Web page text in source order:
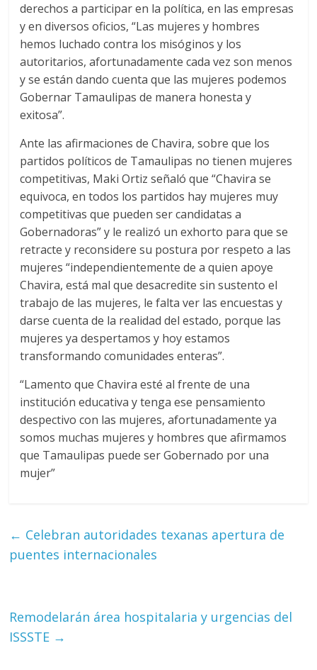
derechos a participar en la política, en las empresas
y en diversos oficios, “Las mujeres y hombres
hemos luchado contra los misóginos y los
autoritarios, afortunadamente cada vez son menos
y se están dando cuenta que las mujeres podemos
Gobernar Tamaulipas de manera honesta y
exitosa”.
Ante las afirmaciones de Chavira, sobre que los
partidos políticos de Tamaulipas no tienen mujeres
competitivas, Maki Ortiz señaló que “Chavira se
equivoca, en todos los partidos hay mujeres muy
competitivas que pueden ser candidatas a
Gobernadoras” y le realizó un exhorto para que se
retracte y reconsidere su postura por respeto a las
mujeres “independientemente de a quien apoye
Chavira, está mal que desacredite sin sustento el
trabajo de las mujeres, le falta ver las encuestas y
darse cuenta de la realidad del estado, porque las
mujeres ya despertamos y hoy estamos
transformando comunidades enteras”.
“Lamento que Chavira esté al frente de una
institución educativa y tenga ese pensamiento
despectivo con las mujeres, afortunadamente ya
somos muchas mujeres y hombres que afirmamos
que Tamaulipas puede ser Gobernado por una
mujer”
← Celebran autoridades texanas apertura de
puentes internacionales
Remodelarán área hospitalaria y urgencias del
ISSSTE →